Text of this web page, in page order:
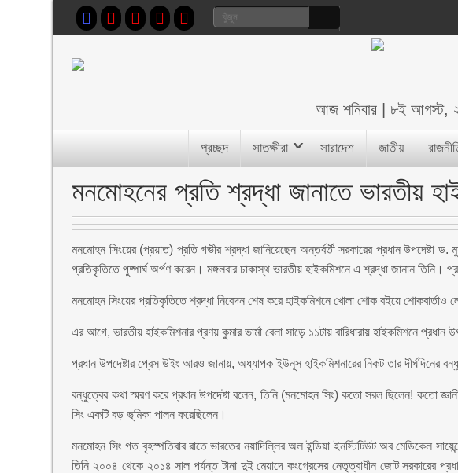
আজশনিবার ৮ই আগস্ট,
প্রচ্ছদ সাতক্ষীরা সারাদেশ জাতীয়
মনমোহনের প্রতি শ্রদ্ধা জানাতে ভারতীয়
মনমোহন সিংয়ের (প্রয়াত) প্রতি গভীর শ্রদ্ধা জানিয়েছেন অন্তর্বর্তী সরকারের প্রধান উপদেষ্টা
প্রতিকৃতিতে পুষ্পার্ঘ অর্পণ করেন। মঙ্গলবার ঢাকাস্থ ভারতীয় হাইকমিশনে এ শ্রদ্ধা জানান তিনি।
মনমোহন সিংয়ের প্রতিকৃতিতে শ্রদ্ধা নিবেদন শেষ করে হাইকমিশনে খোলা শোক বইয়ে শোকবার্তাও
এর আগে, ভারতীয় হাইকমিশনার প্রণয় কুমার ভার্মা বেলা সাড়ে ১১টায় বারিধারায় হাইকমিশনে প্রধান
প্রধান উপদেষ্টার প্রেস উইং আরও জানায়, অধ্যাপক ইউনূস হাইকমিশনারের নিকট তার দীর্ঘদিনের
বন্ধুত্বের কথা স্মরণ করে প্রধান উপদেষ্টা বলেন, তিনি (মনমোহন সিং) কতো সরল ছিলেন! কতো
সিং একটি বড় ভূমিকা পালন করেছিলেন।
মনমোহন সিং গত বৃহস্পতিবার রাতে ভারতের নয়াদিল্লির অল ইন্ডিয়া ইনস্টিটিউট অব মেডিকেল
তিনি ২০০৪ থেকে ২০১৪ সাল পর্যন্ত টানা দুই মেয়াদে কংগ্রেসের নেতৃত্বাধীন জোট সরকারের